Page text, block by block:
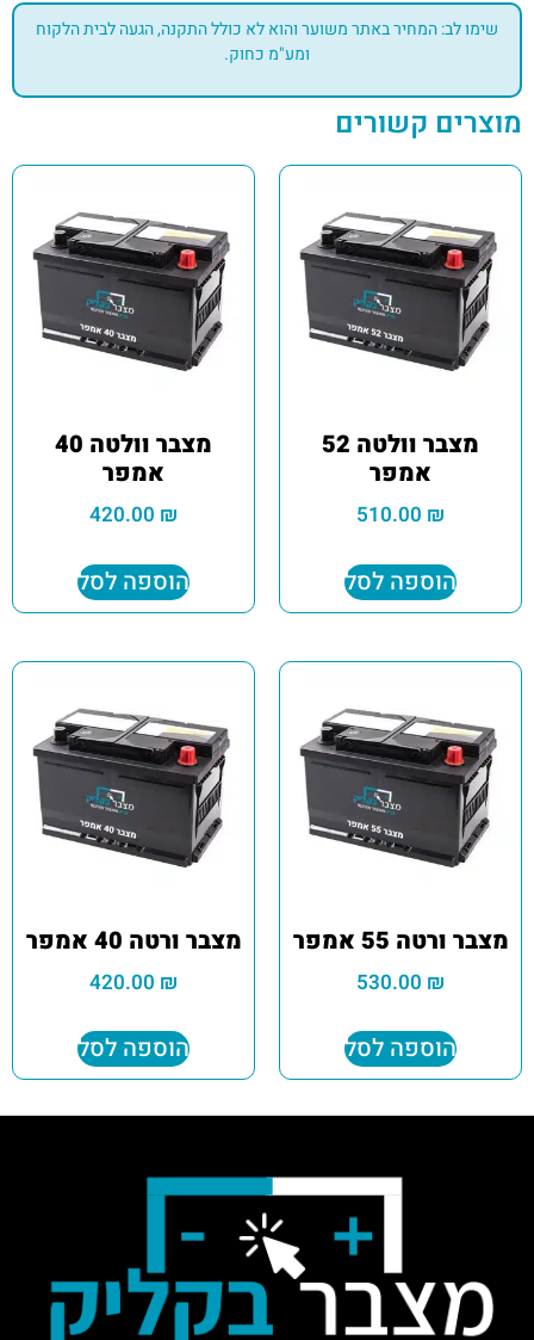
שימו לב: המחיר באתר משוער והוא לא כולל התקנה, הגעה לבית הלקוח
ומע"מ כחוק.
מוצרים קשורים
מצבר וולטה 52
אמפר
510.00 ₪
הוספה לסל
מצבר וולטה 40
אמפר
420.00 ₪
הוספה לסל
מצבר ורטה 55 אמפר
530.00 ₪
הוספה לסל
מצבר ורטה 40 אמפר
420.00 ₪
הוספה לסל